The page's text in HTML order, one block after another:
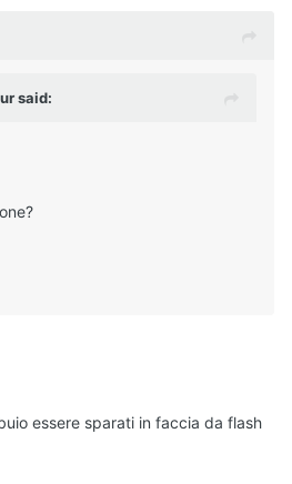
said:
essere sparati in faccia da flash